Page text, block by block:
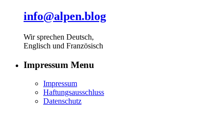
info@alpen.blog
Wir sprechen Deutsch,
Englisch und Französisch
Impressum Menu
Impressum
Haftungsausschluss
Datenschutz